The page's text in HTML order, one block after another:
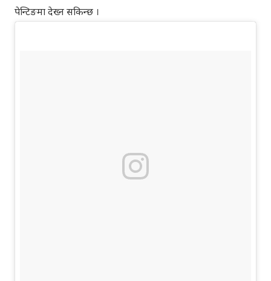
पेन्टिङमा देख्न सकिन्छ ।